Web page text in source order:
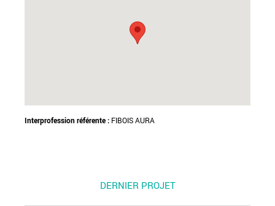
Interprofession référente : FIBOIS AURA
DERNIER PROJET